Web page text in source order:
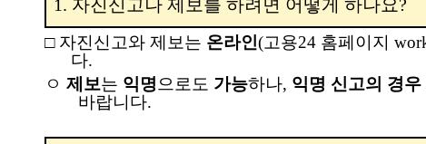
1. 자진신고나 제보를 하려면 어떻게 하나요?
□ 자진신고와 제보는 온라인(고용24 홈페이지
다.
ㅇ 제보는 익명으로도 가능하나, 익명 신고의 경
바랍니다.